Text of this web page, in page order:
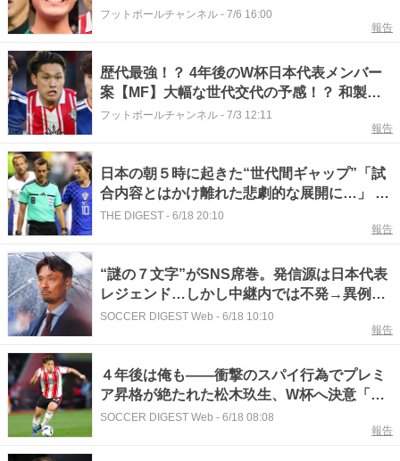
に大注目された“ビッグマウス”
フットボールチャンネル - 7/6 16:00
報告
歴代最強！？ 4年後のW杯日本代表メンバー
案【MF】大幅な世代交代の予感！？ 和製ポ
グバに主力ボランチの弟も！
フットボールチャンネル - 7/3 12:11
報告
日本の朝５時に起きた“世代間ギャップ”「試
合内容とはかけ離れた悲劇的な展開に…」 元
W杯戦士がユーモラスに自虐「自ら収拾を図
THE DIGEST - 6/18 20:10
報告
“謎の７文字”がSNS席巻。発信源は日本代表
レジェンド…しかし中継内では不発→異例の
釈明「悲劇的な展開となりました」【W杯】
SOCCER DIGEST Web - 6/18 10:10
報告
４年後は俺も――衝撃のスパイ行為でプレミ
ア昇格が絶たれた松木玖生、W杯へ決意「先
のステージに立っていることをイメージしな
SOCCER DIGEST Web - 6/18 08:08
報告